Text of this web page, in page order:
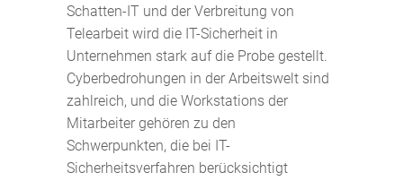
Schatten-IT und der Verbreitung von
Telearbeit wird die IT-Sicherheit in
Unternehmen stark auf die Probe gestellt.
Cyberbedrohungen in der Arbeitswelt sind
zahlreich, und die Workstations der
Mitarbeiter gehören zu den
Schwerpunkten, die bei IT-
Sicherheitsverfahren berücksichtigt